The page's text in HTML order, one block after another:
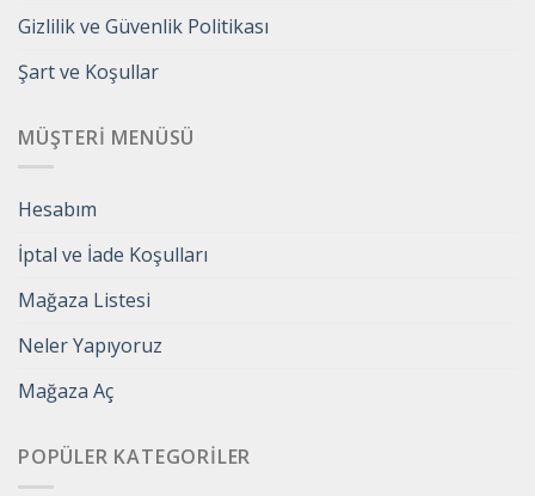
Gizlilik ve Güvenlik Politikası
Şart ve Koşullar
MÜŞTERI MENÜSÜ
Hesabım
İptal ve İade Koşulları
Mağaza Listesi
Neler Yapıyoruz
Mağaza Aç
POPÜLER KATEGORILER